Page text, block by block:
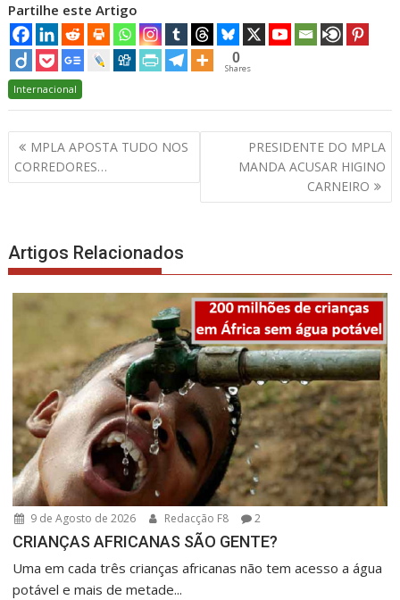
Partilhe este Artigo
0
Shares
Internacional
Navegação
de
artigos
MPLA APOSTA TUDO NOS
CORREDORES…
PRESIDENTE DO MPLA
MANDA ACUSAR HIGINO
CARNEIRO
Artigos Relacionados
9 de Agosto de 2026 Redacção F8 2
CRIANÇAS AFRICANAS SÃO GENTE?
Uma em cada três crianças africanas não tem acesso a água
potável e mais de metade...